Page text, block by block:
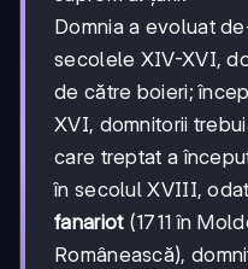
Domnia a evoluat
secolele XIV-XVI,
de către boieri;
XVI, domnitorii
care treptat a
în secolul XVIII,
fanariot(1711 în
Românească),